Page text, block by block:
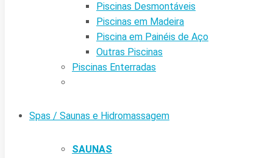
Piscinas Desmontáveis
Piscinas em Madeira
Piscina em Painéis de Aço
Outras Piscinas
Piscinas Enterradas
Spas / Saunas e Hidromassagem
SAUNAS